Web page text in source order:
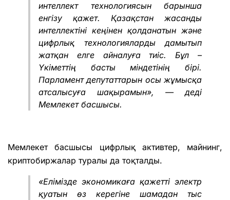
интеллект технологиясын барынша
енгізу қажет. Қазақстан жасанды
интеллектіні кеңінен қолданатын және
цифрлық технологияларды дамытып
жатқан елге айналуға тиіс. Бұл –
Үкіметтің басты міндетінің бірі.
Парламент депутаттарын осы жұмысқа
атсалысуға шақырамын», — деді
Мемлекет басшысы.
Мемлекет басшысы цифрлық активтер, майнинг,
криптобиржалар туралы да тоқталды.
«Елімізде экономикаға қажетті электр
қуатын өз керегіне шамадан тыс